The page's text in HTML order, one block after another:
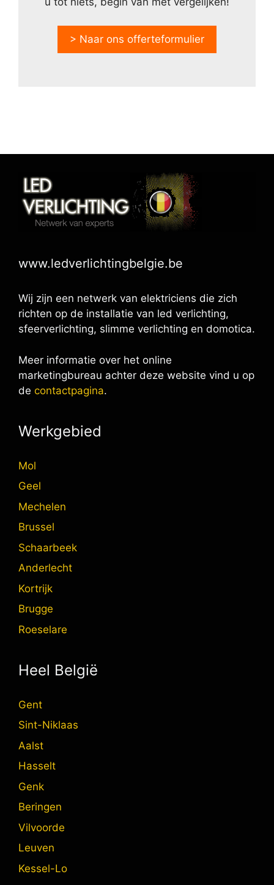
> Naar ons offerteformulier
www.ledverlichtingbelgie.be
Wij zijn een netwerk van elektriciens die zich
richten op de installatie van led verlichting,
sfeerverlichting, slimme verlichting en domotica.
Meer informatie over het online
marketingbureau achter deze website vind u op
de contactpagina.
Werkgebied
Mol
Geel
Mechelen
Brussel
Schaarbeek
Anderlecht
Kortrijk
Brugge
Roeselare
Heel België
Gent
Sint-Niklaas
Aalst
Hasselt
Genk
Beringen
Vilvoorde
Leuven
Kessel-Lo